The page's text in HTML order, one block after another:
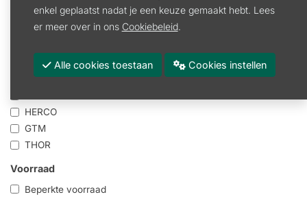
Houtkliever Elektrisch
Promoties
Merk
HERCO
GTM
THOR
Voorraad
Beperkte voorraad
enkel geplaatst nadat je een keuze gemaakt hebt. Lees
er meer over in ons Cookiebeleid.
Alle cookies toestaan Cookies instellen